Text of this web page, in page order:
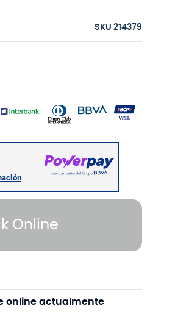
:214379
Online
online actualmente